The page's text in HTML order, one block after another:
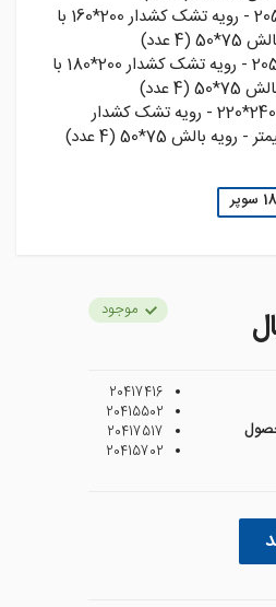
سايز 160: کاور لحاف 220*205 - رويه تشک کشدار 200*160 با
سايز 180: کاور لحاف 220*205 - رويه تشک کشدار 200*180 با
سايز 180 سوپر: کاور لحاف 240*220 - رويه تشک کشدار
موجود
20417416
20415502
20417517
20415702